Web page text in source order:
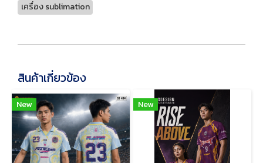
เครื่อง sublimation
สินค้าเกี่ยวข้อง
New New